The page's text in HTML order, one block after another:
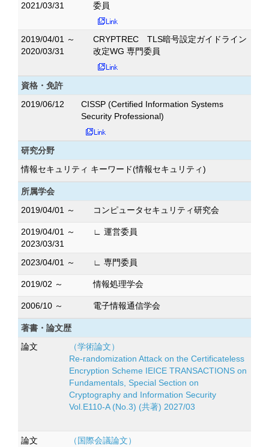
2021/03/31
委員
2019/04/01 ～
2020/03/31
CRYPTREC TLS暗号設定ガイドライン
改定WG 専門委員
資格・免許
2019/06/12
CISSP (Certified Information Systems
Security Professional)
研究分野
情報セキュリティ キーワード(情報セキュリティ)
所属学会
2019/04/01 ～
コンピュータセキュリティ研究会
2019/04/01 ～
2023/03/31
∟ 運営委員
2023/04/01 ～ ∟ 専門委員
2019/02 ～ 情報処理学会
2006/10 ～ 電子情報通信学会
著書・論文歴
論文
（学術論文）
Re-randomization Attack on the Certificateless
Encryption Scheme IEICE TRANSACTIONS on
Fundamentals, Special Section on
Cryptography and Information Security
Vol.E110-A (No.3) (共著) 2027/03
論文 （国際会議論文）